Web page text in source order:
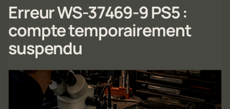
Erreur WS-37469-9 PS5 :
compte temporairement
suspendu